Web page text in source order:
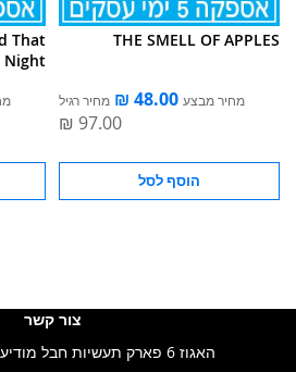
THE SMELL OF APPLES
מחיר מבצע מחיר רגיל
הוסף לסל
That
Night
צור קשר
האגוז 6 פארק תעשיות חבל מודיעין (בתאום מראש)